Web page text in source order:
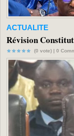
ACTUALITE
Révision
(0 vote) | 0